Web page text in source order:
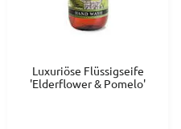
Luxuriöse Flüssigseife
'Elderflower & Pomelo'